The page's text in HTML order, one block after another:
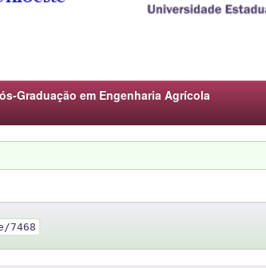
Graduação em Engenharia Agrícola
7468